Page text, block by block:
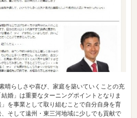
晴らしさや喜び、家庭を築いていくことの充
婚」は重要なターニングポイントとなりま
を事業として取り組むことで自分自身を育
そして遠州・東三河地域に少しでも貢献で